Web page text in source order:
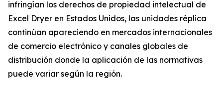
infringían los derechos de propiedad intelectual de
Excel Dryer en Estados Unidos, las unidades réplica
continúan apareciendo en mercados internacionales
de comercio electrónico y canales globales de
distribución donde la aplicación de las normativas
puede variar según la región.